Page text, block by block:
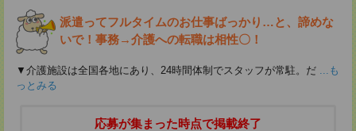
派遣ってフルタイムのお仕事ばっかり…と、諦めな
いで！事務→介護への転職は相性〇！
▼介護施設は全国各地にあり、24時間体制でスタッフが常駐。だ ...も
っとみる
応募が集まった時点で掲載終了